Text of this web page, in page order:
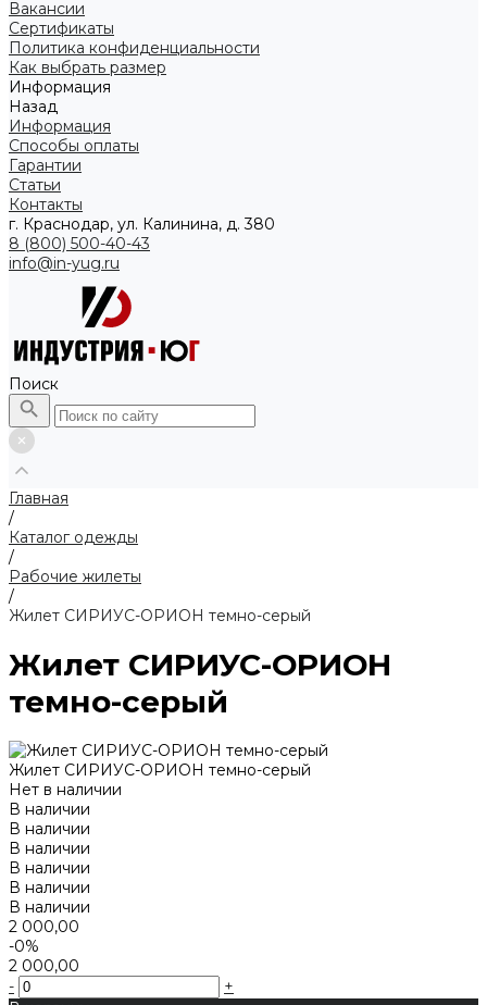
Вакансии
Сертификаты
Политика конфиденциальности
Как выбрать размер
Информация
Назад
Информация
Способы оплаты
Гарантии
Статьи
Контакты
г. Краснодар, ул. Калинина, д. 380
8 (800) 500-40-43
info@in-yug.ru
Поиск
Главная
/
Каталог одежды
/
Рабочие жилеты
/
Жилет СИРИУС-ОРИОН темно-серый
Жилет СИРИУС-ОРИОН
темно-серый
Жилет СИРИУС-ОРИОН темно-серый
Нет в наличии
В наличии
В наличии
В наличии
В наличии
В наличии
В наличии
2 000,00
-0%
2 000,00
-
+